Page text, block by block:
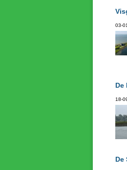
03-
De
18-
De